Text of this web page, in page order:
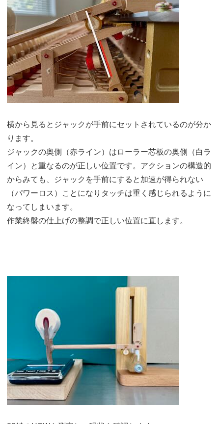
横から見るとジャックが手前にセットされているのが分か
ります。
ジャックの奥側（赤ライン）はローラー芯板の奥側（白ラ
イン）と重なるのが正しい位置です。アクションの構造的
からみても、ジャックを手前にすると加速が得られない
（パワーロス）ことになりタッチは重く感じられるように
なってしまいます。
作業終盤の仕上げの整調で正しい位置に直します。